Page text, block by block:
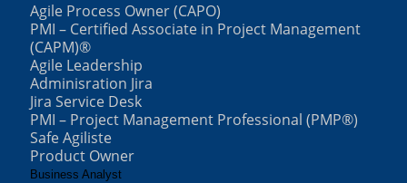
Agile Process Owner (CAPO)
PMI – Certified Associate in Project Management
(CAPM)®
Agile Leadership
Adminisration Jira
Jira Service Desk
PMI – Project Management Professional (PMP®)
Safe Agiliste
Product Owner
Business Analyst